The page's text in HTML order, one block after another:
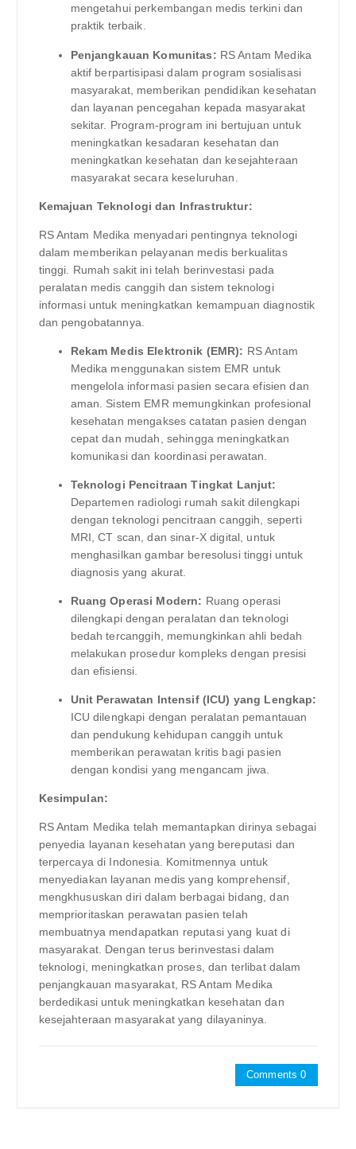
mengetahui perkembangan medis terkini dan
praktik terbaik.
Penjangkauan Komunitas: RS Antam Medika
aktif berpartisipasi dalam program sosialisasi
masyarakat, memberikan pendidikan kesehatan
dan layanan pencegahan kepada masyarakat
sekitar. Program-program ini bertujuan untuk
meningkatkan kesadaran kesehatan dan
meningkatkan kesehatan dan kesejahteraan
masyarakat secara keseluruhan.
Kemajuan Teknologi dan Infrastruktur:
RS Antam Medika menyadari pentingnya teknologi
dalam memberikan pelayanan medis berkualitas
tinggi. Rumah sakit ini telah berinvestasi pada
peralatan medis canggih dan sistem teknologi
informasi untuk meningkatkan kemampuan diagnostik
dan pengobatannya.
Rekam Medis Elektronik (EMR): RS Antam
Medika menggunakan sistem EMR untuk
mengelola informasi pasien secara efisien dan
aman. Sistem EMR memungkinkan profesional
kesehatan mengakses catatan pasien dengan
cepat dan mudah, sehingga meningkatkan
komunikasi dan koordinasi perawatan.
Teknologi Pencitraan Tingkat Lanjut:
Departemen radiologi rumah sakit dilengkapi
dengan teknologi pencitraan canggih, seperti
MRI, CT scan, dan sinar-X digital, untuk
menghasilkan gambar beresolusi tinggi untuk
diagnosis yang akurat.
Ruang Operasi Modern: Ruang operasi
dilengkapi dengan peralatan dan teknologi
bedah tercanggih, memungkinkan ahli bedah
melakukan prosedur kompleks dengan presisi
dan efisiensi.
Unit Perawatan Intensif (ICU) yang Lengkap:
ICU dilengkapi dengan peralatan pemantauan
dan pendukung kehidupan canggih untuk
memberikan perawatan kritis bagi pasien
dengan kondisi yang mengancam jiwa.
Kesimpulan:
RS Antam Medika telah memantapkan dirinya sebagai
penyedia layanan kesehatan yang bereputasi dan
terpercaya di Indonesia. Komitmennya untuk
menyediakan layanan medis yang komprehensif,
mengkhususkan diri dalam berbagai bidang, dan
memprioritaskan perawatan pasien telah
membuatnya mendapatkan reputasi yang kuat di
masyarakat. Dengan terus berinvestasi dalam
teknologi, meningkatkan proses, dan terlibat dalam
penjangkauan masyarakat, RS Antam Medika
berdedikasi untuk meningkatkan kesehatan dan
kesejahteraan masyarakat yang dilayaninya.
Comments 0